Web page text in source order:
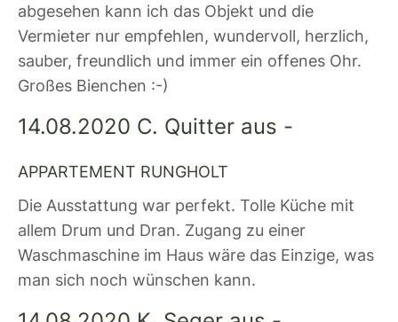
abgesehen kann ich das Objekt und die
Vermieter nur empfehlen, wundervoll, herzlich,
sauber, freundlich und immer ein offenes Ohr.
Großes Bienchen :-)
14.08.2020 C. Quitter aus -
APPARTEMENT RUNGHOLT
Die Ausstattung war perfekt. Tolle Küche mit
allem Drum und Dran. Zugang zu einer
Waschmaschine im Haus wäre das Einzige, was
man sich noch wünschen kann.